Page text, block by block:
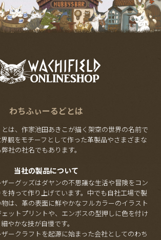
わちふぃーるどとは
とは、作家池田あきこが描く架空の世界の名前で
観をモチーフとして作った革製品やさまざまな
社の社名でもあります。
当社の製品について
ーグッズはダヤンの不思議な生活や冒険をコン
持って作り上げています。中でも自社工場で製
は、革の表面に鮮やかなフルカラーのイラスト
ットプリントや、エンボスの型押しに色を付け
やかな技が自慢です。
ークラフトを起源に始まった会社としてのわち